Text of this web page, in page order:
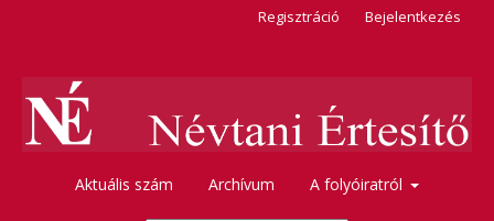
Aktuális szám Archívum A folyóiratról
Regisztráció Bejelentkezés